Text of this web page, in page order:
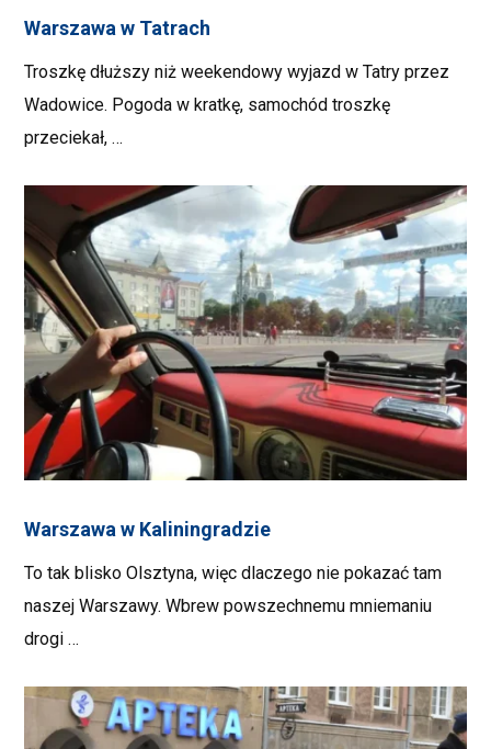
Warszawa w Tatrach
Troszkę dłuższy niż weekendowy wyjazd w Tatry przez
Wadowice. Pogoda w kratkę, samochód troszkę
przeciekał, …
Warszawa w Kaliningradzie
To tak blisko Olsztyna, więc dlaczego nie pokazać tam
naszej Warszawy. Wbrew powszechnemu mniemaniu
drogi …